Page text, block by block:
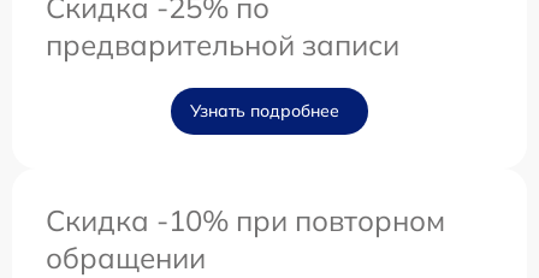
Скидка -25% по
предварительной записи
Узнать подробнее
Скидка -10% при повторном
обращении